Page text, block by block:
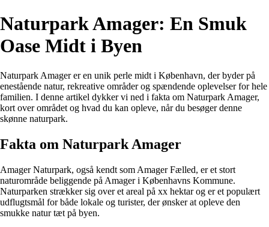
Naturpark Amager: En Smuk
Oase Midt i Byen
Naturpark Amager er en unik perle midt i København, der byder på
enestående natur, rekreative områder og spændende oplevelser for hele
familien. I denne artikel dykker vi ned i fakta om Naturpark Amager,
kort over området og hvad du kan opleve, når du besøger denne
skønne naturpark.
Fakta om Naturpark Amager
Amager Naturpark, også kendt som Amager Fælled, er et stort
naturområde beliggende på Amager i Københavns Kommune.
Naturparken strækker sig over et areal på xx hektar og er et populært
udflugtsmål for både lokale og turister, der ønsker at opleve den
smukke natur tæt på byen.